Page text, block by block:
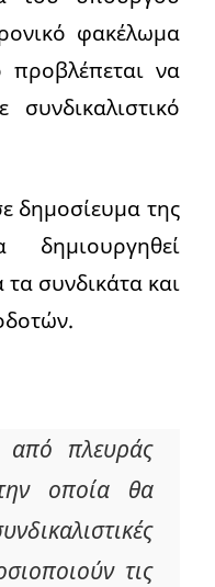
φακέλωμα
να
δημοσίευμα της
συνδικάτα και
από πλευράς
οποία θα
τις